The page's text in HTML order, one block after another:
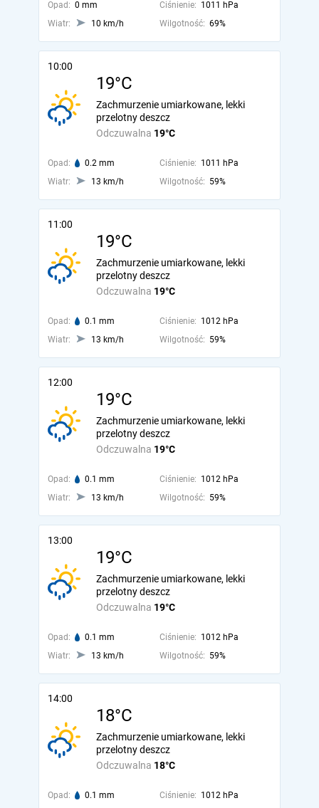
Opad: 0 mm Ciśnienie: 1011 hPa
Wiatr:
10 km/h Wilgotność: 69%
10:00
19°C
Odczuwalna 19°C
Zachmurzenie umiarkowane, lekki
przelotny deszcz
Opad: 0.2 mm Ciśnienie: 1011 hPa
Wiatr:
13 km/h Wilgotność: 59%
11:00
19°C
Odczuwalna 19°C
Zachmurzenie umiarkowane, lekki
przelotny deszcz
Opad: 0.1 mm Ciśnienie: 1012 hPa
Wiatr:
13 km/h Wilgotność: 59%
12:00
19°C
Odczuwalna 19°C
Zachmurzenie umiarkowane, lekki
przelotny deszcz
Opad: 0.1 mm Ciśnienie: 1012 hPa
Wiatr:
13 km/h Wilgotność: 59%
13:00
19°C
Odczuwalna 19°C
Zachmurzenie umiarkowane, lekki
przelotny deszcz
Opad: 0.1 mm Ciśnienie: 1012 hPa
Wiatr:
13 km/h Wilgotność: 59%
14:00
18°C
Odczuwalna 18°C
Zachmurzenie umiarkowane, lekki
przelotny deszcz
Opad: 0.1 mm Ciśnienie: 1012 hPa